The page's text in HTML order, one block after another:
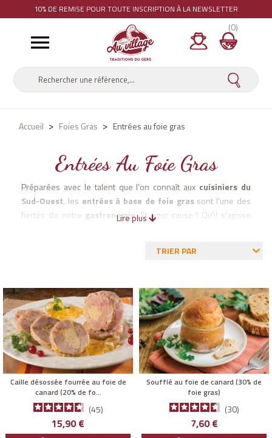
10% DE REMISE POUR TOUTE INSCRIPTION À LA NEWSLETTER

(0)
Accueil Foies Gras Entrées au foie gras
Entrées Au Foie Gras
Préparées avec le talent que l’on connaît aux cuisiniers du
Sud-Ouest, les entrées à base de foie grassont l’une des
fiertés de notre gastronomie. Et pour cause ! Qu’il s’agisse
êtes sûr de connaître un véritable succès auprès de vos
Lire plus
TRIER PAR
Caille désossée fourrée au foie de
canard (20% de fo...
45
Prix
15,90 €
Soufflé au foie de canard (30% de
foie gras)
30
Prix
7,60 €